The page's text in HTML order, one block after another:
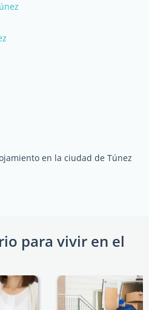
en la ciudad de Túnez
para vivir en el